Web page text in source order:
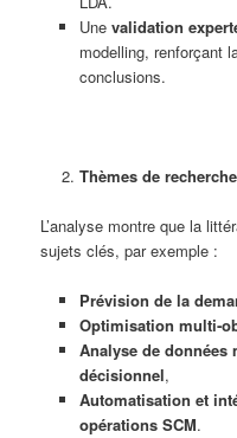
Une validation
modelling, renforçant
conclusions.
Thèmes de
L’analyse montre que la
sujets clés, par exemple :
Prévision de la
Optimisation
Analyse de données
décisionnel,
Automatisation et
opérations SCM.